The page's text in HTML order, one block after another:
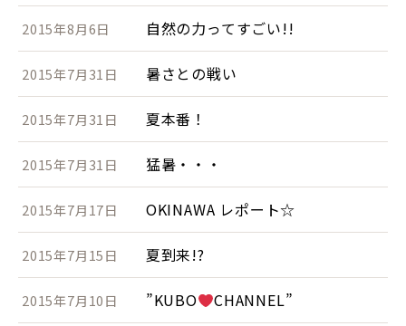
2015年8月6日 自然の力ってすごい!!
2015年7月31日 暑さとの戦い
2015年7月31日 夏本番！
2015年7月31日 猛暑・・・
2015年7月17日 OKINAWA レポート☆
2015年7月15日 夏到来!?
2015年7月10日 ”KUBO CHANNEL”